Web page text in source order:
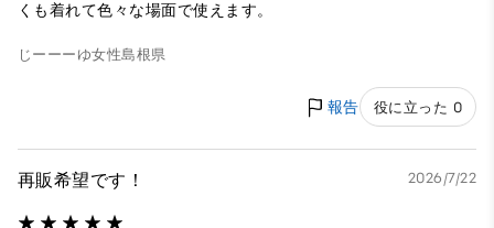
くも着れて色々な場面で使えます。
じーーーゆ女性島根県
報告 役に立った 0
再販希望です！ 2026/7/22